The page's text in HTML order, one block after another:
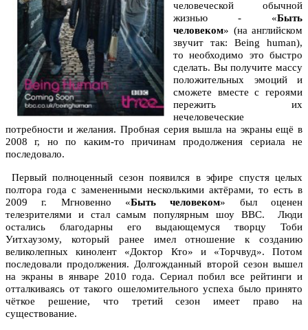
человеческой обычной
жизнью - «Быть
человеком» (на английском
звучит так: Being human),
то необходимо это быстро
сделать. Вы получите массу
положительных эмоций и
сможете вместе с героями
пережить их
нечеловеческие
потребности и желания. Пробная серия вышла на экраны ещё в
2008 г, но по каким-то причинам продолжения сериала не
последовало.
Первый полноценный сезон появился в эфире спустя целых
полтора года с замененными несколькими актёрами, то есть в
2009 г. Мгновенно «Быть человеком» был оценен
телезрителями и стал самым популярным шоу BBC. Люди
остались благодарны его выдающемуся творцу Тоби
Уитхаузому, который ранее имел отношение к созданию
великолепных кинолент «Доктор Кто» и «Торчвуд». Потом
последовали продолжения. Долгожданный второй сезон вышел
на экраны в январе 2010 года. Сериал побил все рейтинги и
отталкиваясь от такого ошеломительного успеха было принято
чёткое решение, что третий сезон имеет право на
существование.